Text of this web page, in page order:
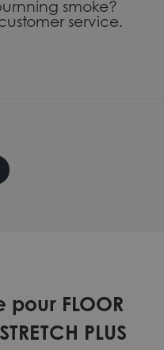
smoke?
service.
pour FLOOR
PLUS